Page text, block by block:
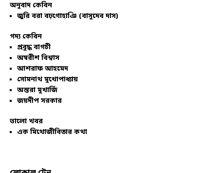
অনুবাদ কেবিন
জুরি বরা বঢ়গোহাঞি (বাসুদেব দাস)
গদ্য কেবিন
প্রবুদ্ধ বাগচী
অম্বরীশ বিশ্বাস
আশরাফ আহমেদ
সোমনাথ মুখোপাধ্যায়
অন্তরা মুখার্জি
জয়দীপ সরকার
ভালো খবর
এক মিথোজীবিতার কথা